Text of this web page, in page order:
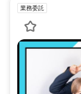
業務委託